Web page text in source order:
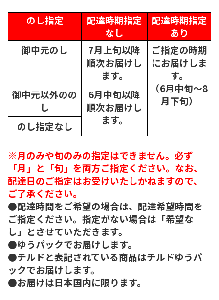
のし指定
配達時期指定
なし
配達時期指定
あり
御中元のし
7月上旬以降
順次お届けし
ます。
ご指定の時期
にお届けしま
す。
（6月中旬～8
月下旬）
御中元以外のの
し
6月中旬以降
順次お届けし
ます。
のし指定なし
※月のみや旬のみの指定はできません。必ず
「月」と「旬」を両方ご指定ください。なお、
配達日のご指定はお受けいたしかねますので、
ご了承ください。
●配達時間をご希望の場合は、配達希望時間を
ご指定ください。指定がない場合は「希望な
し」とさせていただきます。
●ゆうパックでお届けします。
●チルドと表記されている商品はチルドゆうパ
ックでお届けします。
●お届けは日本国内に限ります。